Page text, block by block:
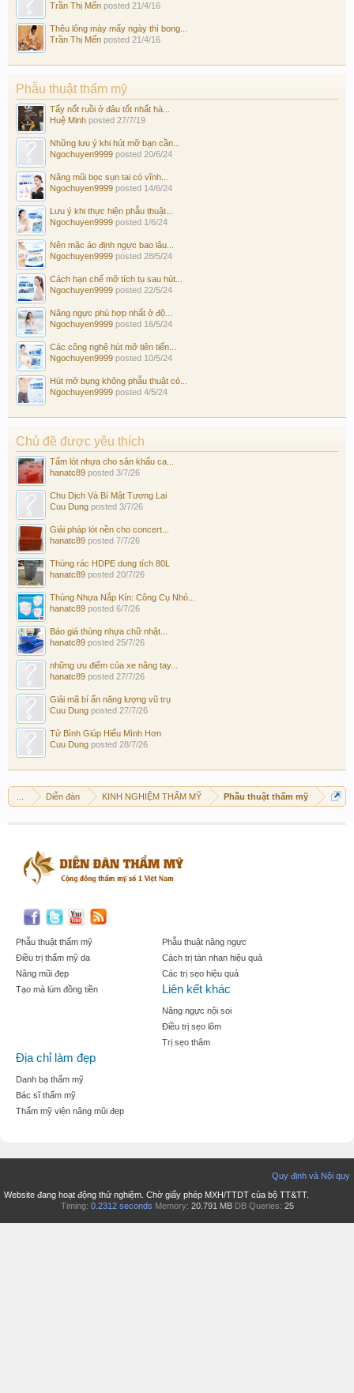
Trần Thị Mến posted 21/4/16
Thêu lông mày mấy ngày thì bong...
Trần Thị Mến posted 21/4/16
Phẫu thuật thẩm mỹ
Tẩy nốt ruồi ở đâu tốt nhất hà...
Huệ Minh posted 27/7/19
Những lưu ý khi hút mỡ bạn cần...
Ngochuyen9999 posted 20/6/24
Nâng mũi bọc sụn tai có vĩnh...
Ngochuyen9999 posted 14/6/24
Lưu ý khi thực hiện phẫu thuật...
Ngochuyen9999 posted 1/6/24
Nên mặc áo định ngực bao lâu...
Ngochuyen9999 posted 28/5/24
Cách hạn chế mỡ tích tụ sau hút...
Ngochuyen9999 posted 22/5/24
Nâng ngực phù hợp nhất ở độ...
Ngochuyen9999 posted 16/5/24
Các công nghệ hút mỡ tiên tiến...
Ngochuyen9999 posted 10/5/24
Hút mỡ bụng không phẫu thuật có...
Ngochuyen9999 posted 4/5/24
Chủ đề được yêu thích
Tấm lót nhựa cho sân khấu ca...
hanatc89 posted 3/7/26
Chu Dịch Và Bí Mật Tương Lai
Cuu Dung posted 3/7/26
Giải pháp lót nền cho concert...
hanatc89 posted 7/7/26
Thùng rác HDPE dung tích 80L
hanatc89 posted 20/7/26
Thùng Nhựa Nắp Kín: Công Cụ Nhỏ...
hanatc89 posted 6/7/26
Báo giá thùng nhựa chữ nhật...
hanatc89 posted 25/7/26
những ưu điểm của xe nâng tay...
hanatc89 posted 27/7/26
Giải mã bí ẩn năng lượng vũ trụ
Cuu Dung posted 27/7/26
Tử Bình Giúp Hiểu Mình Hơn
Cuu Dung posted 28/7/26
Diễn đàn KINH NGHIỆM THẨM MỸ Phẫu thuật thẩm mỹ
Phẫu thuật thẩm mỹ
Điều trị thẩm mỹ da
Nâng mũi đẹp
Tạo mà lúm đồng tiền
Phẫu thuật nâng ngực
Cách trị tàn nhan hiệu quả
Các trị sẹo hiệu quả
Liên kết khác
Nâng ngực nội soi
Điều trị sẹo lõm
Trị sẹo thâm
Địa chỉ làm đẹp
Danh bạ thẩm mỹ
Bác sĩ thẩm mỹ
Thẩm mỹ viện nâng mũi đẹp
Quy định và Nội quy
Website đang hoạt động thử nghiệm. Chờ giấy phép MXH/TTDT của bộ TT&TT.
Timing: 0.2312 seconds Memory: 20.791 MB DB Queries: 25